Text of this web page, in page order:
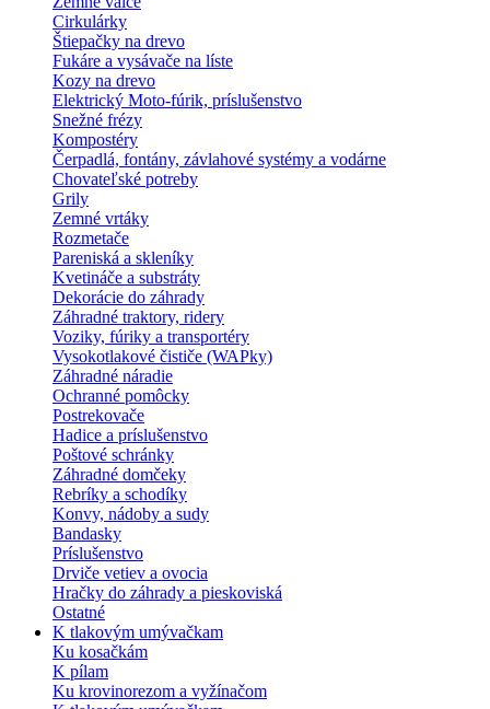
Cirkulárky
Štiepačky na drevo
Fukáre a vysávače na líste
Kozy na drevo
Elektrický Moto-fúrik, príslušenstvo
Snežné frézy
Kompostéry
Čerpadlá, fontány, závlahové systémy a vodárne
Chovateľské potreby
Grily
Zemné vrtáky
Rozmetače
Pareniská a skleníky
Kvetináče a substráty
Dekorácie do záhrady
Záhradné traktory, ridery
Voziky, fúriky a transportéry
Vysokotlakové čističe (WAPky)
Záhradné náradie
Ochranné pomôcky
Postrekovače
Hadice a príslušenstvo
Poštové schránky
Záhradné domčeky
Rebríky a schodíky
Konvy, nádoby a sudy
Bandasky
Príslušenstvo
Drviče vetiev a ovocia
Hračky do záhrady a pieskoviská
Ostatné
K tlakovým umývačkam
Ku kosačkám
K pílam
Ku krovinorezom a vyžínačom